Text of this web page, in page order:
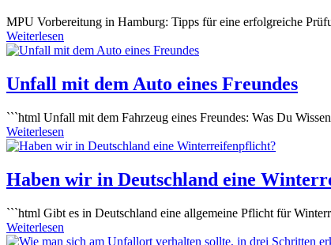
MPU Vorbereitung in Hamburg: Tipps für eine erfolgreiche
Weiterlesen
Unfall mit dem Auto eines Freundes
```html Unfall mit ⁣dem Fahrzeug eines Freundes: Was Du
Weiterlesen
Haben wir in Deutschland eine
```html Gibt es in Deutschland eine allgemeine Pflicht für
Weiterlesen